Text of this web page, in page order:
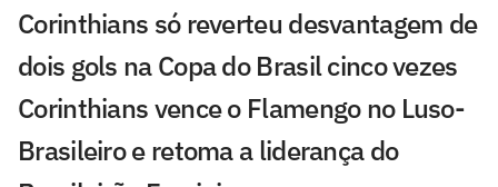
Corinthians só reverteu desvantagem de
dois gols na Copa do Brasil cinco vezes
Corinthians vence o Flamengo no Luso-
Brasileiro e retoma a liderança do